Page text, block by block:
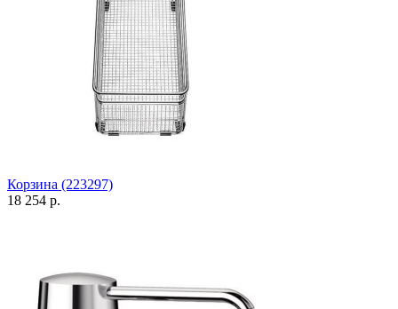
Корзина (223297)
18 254 р.